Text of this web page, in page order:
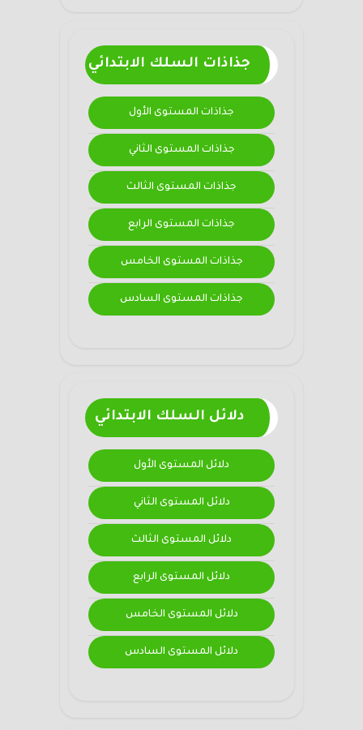
جذاذات السلك الابتدائي
جذاذات المستوى الأول
جذاذات المستوى الثاني
جذاذات المستوى الثالث
جذاذات المستوى الرابع
جذاذات المستوى الخامس
جذاذات المستوى السادس
دلائل السلك الابتدائي
دلائل المستوى الأول
دلائل المستوى الثاني
دلائل المستوى الثالث
دلائل المستوى الرابع
دلائل المستوى الخامس
دلائل المستوى السادس